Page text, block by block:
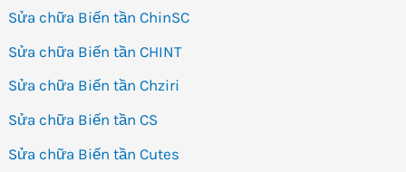
Sửa chữa Biến tần ChinSC
Sửa chữa Biến tần CHINT
Sửa chữa Biến tần Chziri
Sửa chữa Biến tần CS
Sửa chữa Biến tần Cutes